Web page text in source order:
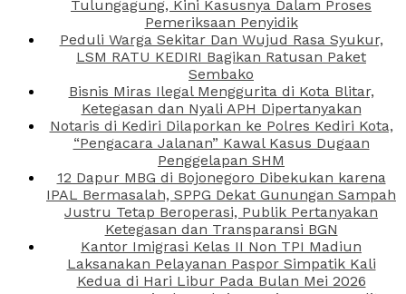
Tulungagung, Kini Kasusnya Dalam Proses
Pemeriksaan Penyidik
Peduli Warga Sekitar Dan Wujud Rasa Syukur,
LSM RATU KEDIRI Bagikan Ratusan Paket
Sembako
Bisnis Miras Ilegal Menggurita di Kota Blitar,
Ketegasan dan Nyali APH Dipertanyakan
Notaris di Kediri Dilaporkan ke Polres Kediri Kota,
“Pengacara Jalanan” Kawal Kasus Dugaan
Penggelapan SHM
12 Dapur MBG di Bojonegoro Dibekukan karena
IPAL Bermasalah, SPPG Dekat Gunungan Sampah
Justru Tetap Beroperasi, Publik Pertanyakan
Ketegasan dan Transparansi BGN
Kantor Imigrasi Kelas II Non TPI Madiun
Laksanakan Pelayanan Paspor Simpatik Kali
Kedua di Hari Libur Pada Bulan Mei 2026